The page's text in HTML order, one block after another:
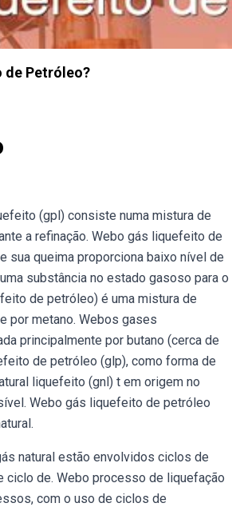
de Petróleo?
(gpl) consiste numa mistura de
a refinação. Webo gás liquefeito de
sua queima proporciona baixo nível de
substância no estado gasoso para o
de petróleo) é uma mistura de
por metano. Webos gases
principalmente por butano (cerca de
de petróleo (glp), como forma de
liquefeito (gnl) t em origem no
Webo gás liquefeito de petróleo
natural estão envolvidos ciclos de
de. Webo processo de liquefação
com o uso de ciclos de